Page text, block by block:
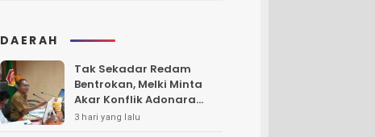
DAERAH
Tak Sekadar Redam
Bentrokan, Melki Minta
Akar Konflik Adonara
Harus Diungkap dan
3 hari yang lalu